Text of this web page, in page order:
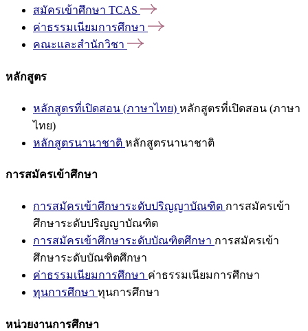
สมัครเข้าศึกษา TCAS
ค่าธรรมเนียมการศึกษา
คณะและสำนักวิชา
หลักสูตร
หลักสูตรที่เปิดสอน (ภาษาไทย) หลักสูตรที่เปิดสอน (ภาษา
ไทย)
หลักสูตรนานาชาติ หลักสูตรนานาชาติ
การสมัครเข้าศึกษา
การสมัครเข้าศึกษาระดับปริญญาบัณฑิต การสมัครเข้า
ศึกษาระดับปริญญาบัณฑิต
การสมัครเข้าศึกษาระดับบัณฑิตศึกษา การสมัครเข้า
ศึกษาระดับบัณฑิตศึกษา
ค่าธรรมเนียมการศึกษา ค่าธรรมเนียมการศึกษา
ทุนการศึกษา ทุนการศึกษา
หน่วยงานการศึกษา